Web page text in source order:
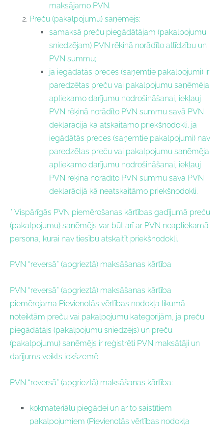
maksājamo PVN.
Preču (pakalpojumu) saņēmējs:
samaksā preču piegādātājam (pakalpojumu
sniedzējam) PVN rēķinā norādīto atlīdzību un
PVN summu;
ja iegādātās preces (saņemtie pakalpojumi) ir
paredzētas preču vai pakalpojumu saņēmēja
apliekamo darījumu nodrošināšanai, iekļauj
PVN rēķinā norādīto PVN summu savā PVN
deklarācijā kā atskaitāmo priekšnodokli. ja
iegādātās preces (saņemtie pakalpojumi) nav
paredzētas preču vai pakalpojumu saņēmēja
apliekamo darījumu nodrošināšanai, iekļauj
PVN rēķinā norādīto PVN summu savā PVN
deklarācijā kā neatskaitāmo priekšnodokli.
* Vispārīgās PVN piemērošanas kārtības gadījumā preču
(pakalpojumu) saņēmējs var būt arī ar PVN neapliekamā
persona, kurai nav tiesību atskaitīt priekšnodokli.
PVN “reversā” (apgrieztā) maksāšanas kārtība
PVN “reversā” (apgrieztā) maksāšanas kārtība
piemērojama Pievienotās vērtības nodokļa likumā
noteiktām preču vai pakalpojumu kategorijām, ja preču
piegādātājs (pakalpojumu sniedzējs) un preču
(pakalpojumu) saņēmējs ir reģistrēti PVN maksātāji un
darījums veikts iekšzemē
PVN “reversā” (apgrieztā) maksāšanas kārtība:
kokmateriālu piegādei un ar to saistītiem
pakalpojumiem (Pievienotās vērtības nodokļa